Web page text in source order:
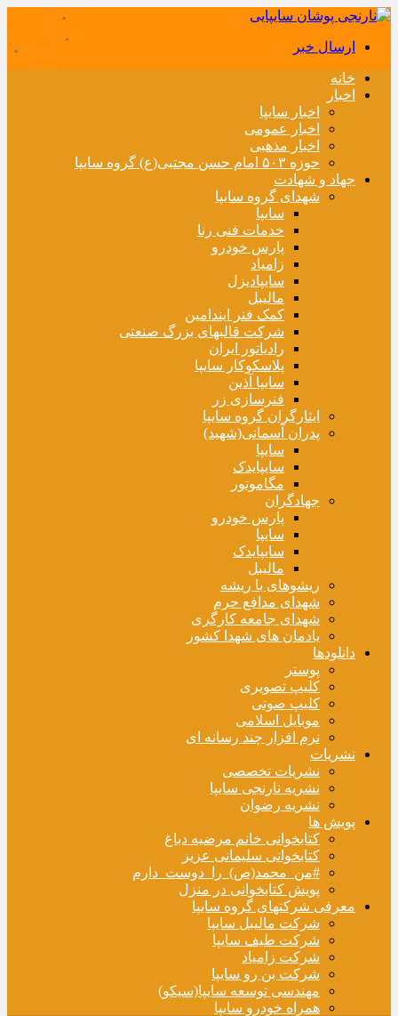
ارسال خبر
خانه
اخبار
اخبار سایپا
اخبار عمومی
اخبار مذهبی
حوزه ۵۰۳ امام حسن مجتبی(ع) گروه سایپا
جهاد و شهادت
شهدای گروه سایپا
سایپا
خدمات فنی رنا
پارس خودرو
زامیاد
سایپادیزل
مالیبل
کمک فنر ایندامین
شرکت قالبهای بزرگ صنعتی
رادیاتور ایران
پلاسکوکار سایپا
سایپا آذین
فنرسازی زر
ایثارگران گروه سایپا
پدران آسمانی(شهید)
سایپا
سایپایدک
مگاموتور
جهادگران
پارس خودرو
سایپا
سایپایدک
مالیبل
ریشوهای با ریشه
شهدای مدافع حرم
شهدای جامعه کارگری
یادمان های شهدا کشور
دانلودها
پوستر
کلیپ تصویری
کلیپ صوتی
موبایل اسلامی
نرم افزار چند رسانه ای
نشریات
نشریات تخصصی
نشریه نارنجی سایپا
نشریه رضوان
پویش ها
کتابخوانی خانم مرضیه دباغ
کتابخوانی سلیمانی عزیز
#من_محمد(ص)_را_دوست_دارم
پویش کتابخوانی در منزل
معرفی شرکتهای گروه سایپا
شرکت مالیبل سایپا
شرکت طیف سایپا
شرکت زامیاد
شرکت بن رو سایپا
مهندسی توسعه سایپا(سیکو)
همراه خودرو سایپا